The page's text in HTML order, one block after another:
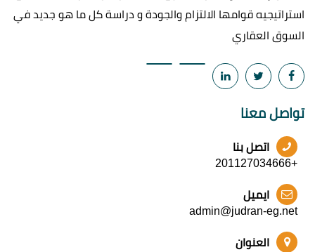
استراتيجيه قوامها الالتزام والجودة و دراسة كل ما هو جديد في
السوق العقاري
تواصل معنا
اتصل بنا
+201127034666
ايميل
admin@judran-eg.net
العنوان